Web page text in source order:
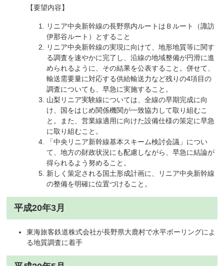
【要望内容】
リニア中央新幹線の長野県内ルートはＢルート（諏訪
伊那谷ルート）とすること
リニア中央新幹線の実現に向けて、地形地質等に関す
る調査を速やかに完了し、沿線の地域整備が円滑に進
められるように、その結果を公表すること。併せて、
輸送需要量に対応する供給輸送力など残りの4項目の
調査についても、早急に実施すること。
山梨リニア実験線については、全線の早期完成に向
け、国をはじめ関係機関が一致協力して取り組むこ
と。また、営業線適用に向けた設備仕様の策定に早急
に取り組むこと。
「中央リニア新幹線基本スキーム検討会議」につい
て、地方の財政状況にも配慮しながら、早急に結論が
得られるよう努めること。
新しく策定される国土形成計画に、リニア中央新幹線
の整備を明確に位置づけること。
平成20年3月
東海旅客鉄道株式会社が長野県大鹿村で水平ボーリングによ
る地質調査に着手